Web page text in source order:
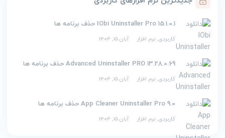
IObi Uninstaller Pro 15.1.0.1 حذف برنامه ها
کاربردی, نرم افزار آبان ۱۵, ۱۴۰۴
Advanced Uninstaller PRO 13.28.0.69 حذف برنامه ها
کاربردی, نرم افزار آبان ۱۵, ۱۴۰۴
App Cleaner Uninstaller Pro 9.0 حذف برنامه ها
کاربردی, نرم افزار آبان ۱۵, ۱۴۰۴